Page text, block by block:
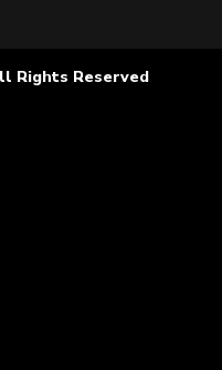
Rights Reserved